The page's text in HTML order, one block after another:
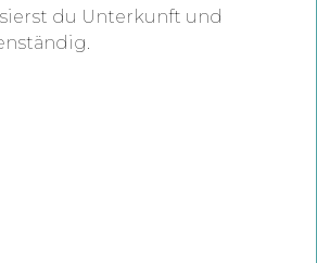
du Unterkunft und